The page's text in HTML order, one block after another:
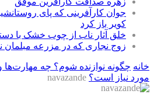
جوان کارآفرینی که پای
کویر باز کرد
خلق آثار ناب از چوب خشک با
زوج نجاری که در مزرعه مبلمان
خانه چگونه نوازنده شوم؟ چه
مورد نیاز است؟ navazande